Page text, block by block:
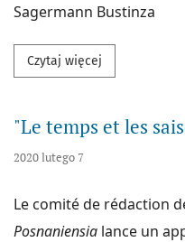
Sagermann Bustinza
Czytaj więcej
"Le temps et les
2020 lutego 7
Le comité de rédaction
Posnaniensia lance un